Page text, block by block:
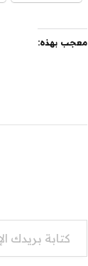
معجب بهذه:
كتابة بريدك الإلكتروني...